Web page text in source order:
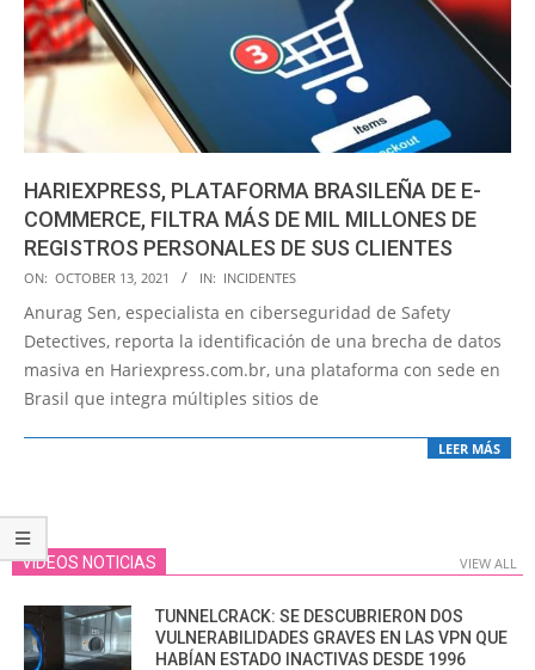
HARIEXPRESS, PLATAFORMA BRASILEÑA DE E-
COMMERCE, FILTRA MÁS DE MIL MILLONES DE
REGISTROS PERSONALES DE SUS CLIENTES
2021-
10-
13
ON: OCTOBER 13, 2021 IN: INCIDENTES
Anurag Sen, especialista en ciberseguridad de Safety
Detectives, reporta la identificación de una brecha de datos
masiva en Hariexpress.com.br, una plataforma con sede en
Brasil que integra múltiples sitios de
LEER MÁS
VIDEOS NOTICIAS VIEW ALL
TUNNELCRACK: SE DESCUBRIERON DOS
VULNERABILIDADES GRAVES EN LAS VPN QUE
HABÍAN ESTADO INACTIVAS DESDE 1996